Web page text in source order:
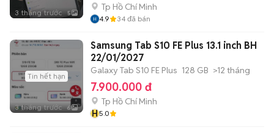
3 tháng trước 5
Tp Hồ Chí Minh
4.9 34 đã bán
Tin hết hạn
3 tháng trước 6
Samsung Tab S10 FE Plus 13.1 inch BH
22/01/2027
Galaxy Tab S10 FE Plus 128 GB >12 tháng
7.900.000 đ
Tp Hồ Chí Minh
H5.0